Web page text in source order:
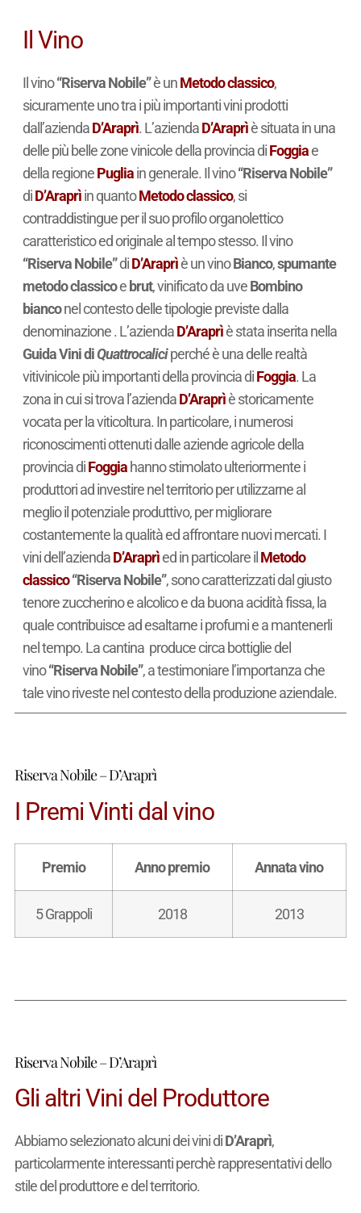
Il Vino
Il vino“Riserva Nobile”è unMetodo classico,
sicuramente uno tra i più importanti vini prodotti
dall’aziendaD’Araprì. L’aziendaD’Araprìè situata in una
delle più belle zone vinicole della provincia diFoggiae
della regionePugliain generale. Il vino“Riserva Nobile”
diD’Araprìin quantoMetodo classico, si
contraddistingue per il suo profilo organolettico
caratteristico ed originale al tempo stesso. Il vino
“Riserva Nobile”diD’Araprìè un vinoBianco,spumante
metodo classicoe brut, vinificato da uveBombino
bianconel contesto delle tipologie previste dalla
denominazione . L’aziendaD’Araprìè stata inserita nella
Guida Vini diQuattrocaliciperché è una delle realtà
vitivinicole più importanti della provincia diFoggia. La
zona in cui si trova l’aziendaD’Araprìè storicamente
vocata per la viticoltura. In particolare, i numerosi
riconoscimenti ottenuti dalle aziende agricole della
provincia diFoggiahanno stimolato ulteriormente i
produttori ad investire nel territorio per utilizzarne al
meglio il potenziale produttivo, per migliorare
costantemente la qualità ed affrontare nuovi mercati. I
vini dell’aziendaD’Araprìed in particolare il Metodo
classico“Riserva Nobile”, sono caratterizzati dal giusto
tenore zuccherino e alcolico e da buona acidità fissa, la
quale contribuisce ad esaltarne i profumi e a mantenerli
nel tempo. La cantina produce circabottiglie del
vino“Riserva Nobile”, a testimoniare l’importanza che
tale vino riveste nel contesto della produzione aziendale.
Riserva Nobile – D’Araprì
I Premi Vinti dal vino
Premio Anno premio Annata vino
5 Grappoli 2018 2013
Riserva Nobile – D’Araprì
Gli altri Vini del Produttore
Abbiamo selezionato alcuni dei vini diD’Araprì,
particolarmente interessanti perchè rappresentativi dello
stile del produttore e del territorio.